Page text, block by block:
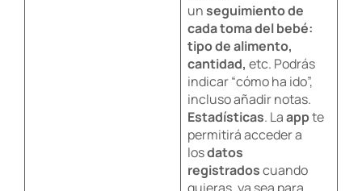
unseguimiento de
cada toma del bebé:
tipo de alimento,
cantidad, etc. Podrás
indicar “cómo ha ido”,
incluso añadir notas.
Estadísticas. Laappte
permitirá acceder a
losdatos
registradoscuando